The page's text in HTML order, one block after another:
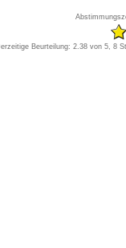
Beurteilung: 2.38 von 5, 8